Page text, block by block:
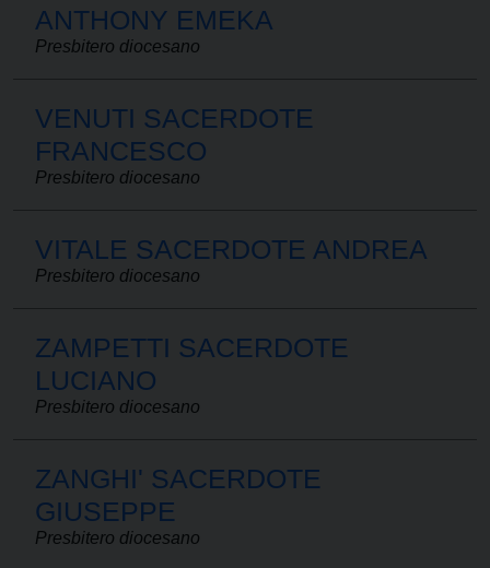
ANTHONY EMEKA
Presbitero diocesano
VENUTI SACERDOTE
FRANCESCO
Presbitero diocesano
VITALE SACERDOTE ANDREA
Presbitero diocesano
ZAMPETTI SACERDOTE
LUCIANO
Presbitero diocesano
ZANGHI' SACERDOTE
GIUSEPPE
Presbitero diocesano